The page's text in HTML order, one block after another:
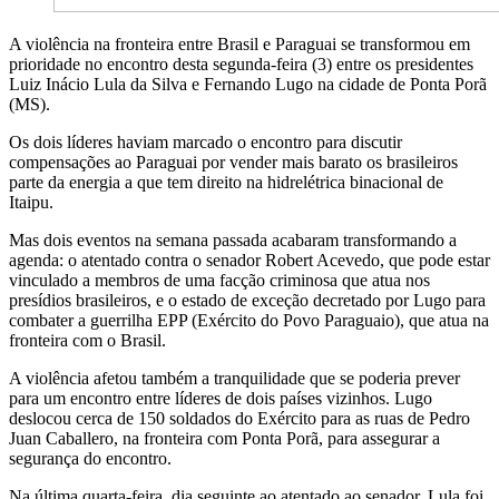
A violência na fronteira entre Brasil e Paraguai se transformou em
prioridade no encontro desta segunda-feira (3) entre os presidentes
Luiz Inácio Lula da Silva e Fernando Lugo na cidade de Ponta Porã
(MS).
Os dois líderes haviam marcado o encontro para discutir
compensações ao Paraguai por vender mais barato os brasileiros
parte da energia a que tem direito na hidrelétrica binacional de
Itaipu.
Mas dois eventos na semana passada acabaram transformando a
agenda: o atentado contra o senador Robert Acevedo, que pode estar
vinculado a membros de uma facção criminosa que atua nos
presídios brasileiros, e o estado de exceção decretado por Lugo para
combater a guerrilha EPP (Exército do Povo Paraguaio), que atua na
fronteira com o Brasil.
A violência afetou também a tranquilidade que se poderia prever
para um encontro entre líderes de dois países vizinhos. Lugo
deslocou cerca de 150 soldados do Exército para as ruas de Pedro
Juan Caballero, na fronteira com Ponta Porã, para assegurar a
segurança do encontro.